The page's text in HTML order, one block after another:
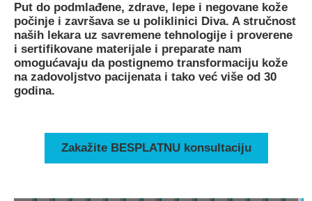
Put do podmlađene, zdrave, lepe i negovane kože
počinje i završava se u poliklinici Diva. A stručnost
naših lekara uz savremene tehnologije i proverene
i sertifikovane materijale i preparate nam
omogućavaju da postignemo transformaciju kože
na zadovoljstvo pacijenata i tako već više od 30
godina.
Zakažite BESPLATNU konsultaciju